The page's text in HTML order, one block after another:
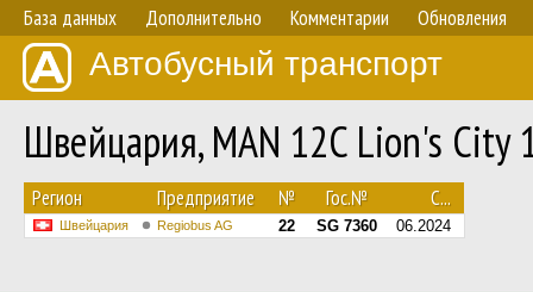
База данных Дополнительно Комментарии Обновления
Автобусный транспорт
Швейцария, MAN 12C Lion's
Регион Предприятие № Гос.№ С...
Швейцария Regiobus AG 22 SG 7360 06.2024